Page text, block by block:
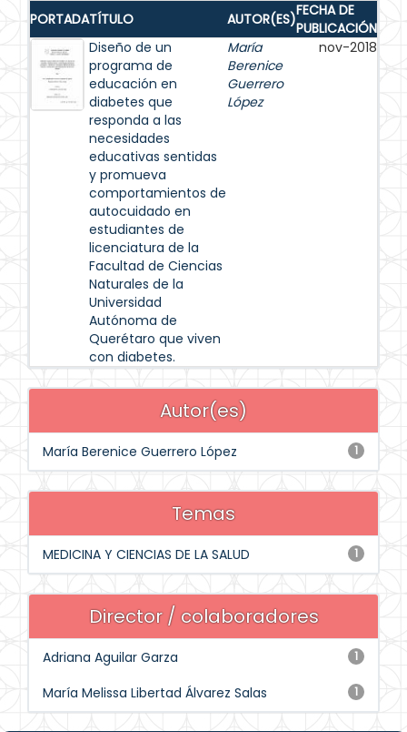
PORTADATÍTULO AUTOR(ES)FECHA DE
PUBLICACIÓN
Diseño de un
programa de
educación en
diabetes que
responda a las
necesidades
educativas sentidas
y promueva
comportamientos de
autocuidado en
estudiantes de
licenciatura de la
Facultad de Ciencias
Naturales de la
Universidad
Autónoma de
Querétaro que viven
con diabetes.
María
Berenice
Guerrero
López
nov-2018
Autor(es)
1
María Berenice Guerrero López
Temas
1
MEDICINA Y CIENCIAS DE LA SALUD
Director / colaboradores
1
Adriana Aguilar Garza
1
María Melissa Libertad Álvarez Salas